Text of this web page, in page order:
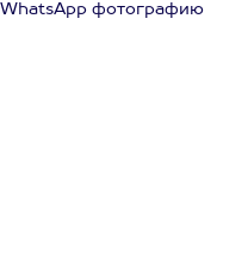
WhatsApp фотографию